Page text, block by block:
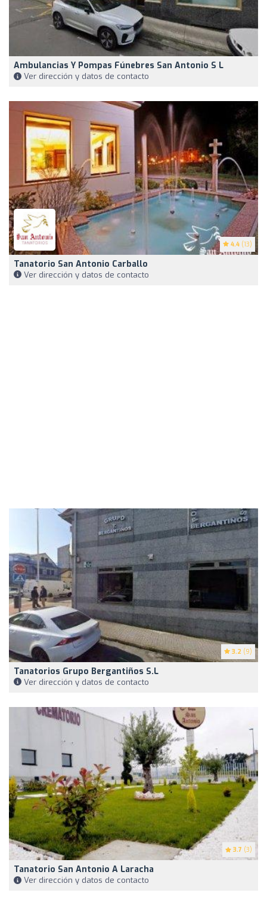
Ambulancias Y Pompas Fúnebres San Antonio S L
Ver dirección y datos de contacto
4.4 (13)
Tanatorio San Antonio Carballo
Ver dirección y datos de contacto
3.2 (9)
Tanatorios Grupo Bergantiños S.L
Ver dirección y datos de contacto
3.7 (3)
Tanatorio San Antonio A Laracha
Ver dirección y datos de contacto